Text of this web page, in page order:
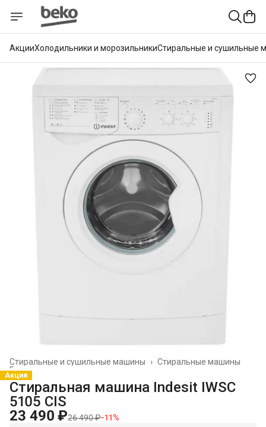
АкцииХолодильники и морозильникиСтиральные и сушильные
Стиральные машины
Стиральные и сушильные машины
›
Главная
Акция
Стиральная машина Indesit IWSC
5105 CIS
23 490 ₽26 490 ₽−11%